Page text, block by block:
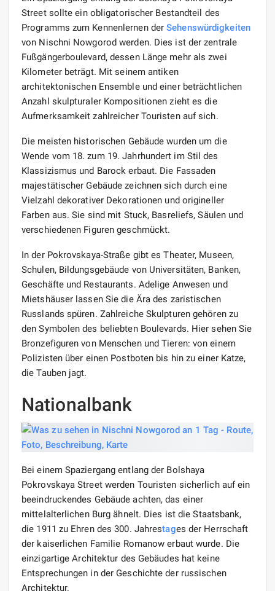
Street sollte ein obligatorischer Bestandteil des
Programms zum Kennenlernen derSehenswürdigkeiten
von Nischni Nowgorod werden. Dies ist der zentrale
Fußgängerboulevard, dessen Länge mehr als zwei
Kilometer beträgt. Mit seinem antiken
architektonischen Ensemble und einer beträchtlichen
Anzahl skulpturaler Kompositionen zieht es die
Aufmerksamkeit zahlreicher Touristen auf sich.
Die meisten historischen Gebäude wurden um die
Wende vom 18. zum 19. Jahrhundert im Stil des
Klassizismus und Barock erbaut. Die Fassaden
majestätischer Gebäude zeichnen sich durch eine
Vielzahl dekorativer Dekorationen und origineller
Farben aus. Sie sind mit Stuck, Basreliefs, Säulen und
verschiedenen Figuren geschmückt.
In der Pokrovskaya-Straße gibt es Theater, Museen,
Schulen, Bildungsgebäude von Universitäten, Banken,
Geschäfte und Restaurants. Adelige Anwesen und
Mietshäuser lassen Sie die Ära des zaristischen
Russlands spüren. Zahlreiche Skulpturen gehören zu
den Symbolen des beliebten Boulevards. Hier sehen Sie
Bronzefiguren von Menschen und Tieren: von einem
Polizisten über einen Postboten bis hin zu einer Katze,
die Tauben jagt.
Nationalbank
Bei einem Spaziergang entlang der Bolshaya
Pokrovskaya Street werden Touristen sicherlich auf ein
beeindruckendes Gebäude achten, das einer
mittelalterlichen Burg ähnelt. Dies ist die Staatsbank,
die 1911 zu Ehren des 300. Jahrestages der Herrschaft
der kaiserlichen Familie Romanow erbaut wurde. Die
einzigartige Architektur des Gebäudes hat keine
Entsprechungen in der Geschichte der russischen
Architektur.